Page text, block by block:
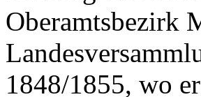
Oberamtsbezirk
1848/1855, wo